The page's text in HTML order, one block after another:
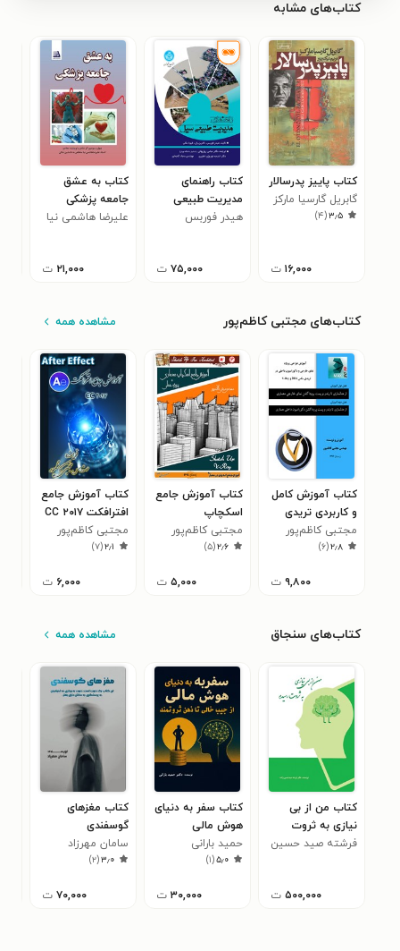
کتاب‌های مشابه
کتاب پاییز پدرسالار
گابریل گارسیا مارکز
۳٫۵(۴)
۱۶,۰۰۰ ت
کتاب راهنمای
مدیریت طبیعی
سیل
هیدر فوربس
۷۵,۰۰۰ ت
کتاب به عشق
جامعه پزشکی
علیرضا هاشمی نیا
۲۱,۰۰۰ ت
کتاب‌های مجتبی کاظم‌پور مشاهده همه
کتاب آموزش کامل
و کاربردی تریدی
مکس
مجتبی کاظم‌پور
۲٫۸(۶)
۹,۸۰۰ ت
کتاب آموزش جامع
اسکچاپ
مجتبی کاظم‌پور
۲٫۶(۵)
۵,۰۰۰ ت
کتاب آموزش جامع
افترافکت CC ۲۰۱۷
مجتبی کاظم‌پور
۲٫۱(۷)
۶,۰۰۰ ت
کتاب‌های سنجاق مشاهده همه
کتاب من از بی
نیازی به ثروت
رسیدم
فرشته صید حسین
۵۰۰,۰۰۰ ت
کتاب سفر به دنیای
هوش مالی
حمید بارانی
۵٫۰(۱)
۳۰,۰۰۰ ت
کتاب مغزهای
گوسفندی
سامان مهرزاد
۳٫۰(۲)
۷۰,۰۰۰ ت